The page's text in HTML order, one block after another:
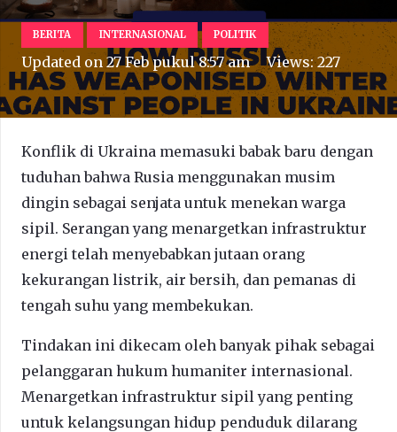
BERITA INTERNASIONAL POLITIK
Updated on 27 Feb pukul 8:57 am Views:227
Konflik di Ukraina memasuki babak baru dengan
tuduhan bahwa Rusia menggunakan musim
dingin sebagai senjata untuk menekan warga
sipil. Serangan yang menargetkan infrastruktur
energi telah menyebabkan jutaan orang
kekurangan listrik, air bersih, dan pemanas di
tengah suhu yang membekukan.
Tindakan ini dikecam oleh banyak pihak sebagai
pelanggaran hukum humaniter internasional.
Menargetkan infrastruktur sipil yang penting
untuk kelangsungan hidup penduduk dilarang